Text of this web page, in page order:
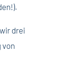
drei
von